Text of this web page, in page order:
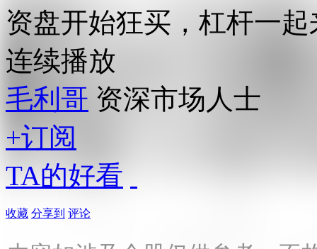
资盘开始狂买，杠杆一
连续播放
毛利哥 资深市场人士
+订阅
TA的好看
收藏 分享到 评论